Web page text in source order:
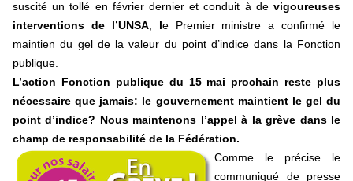
suscité un tollé en février dernier et conduit à de vigoureuses
interventions de l’UNSA, le Premier ministre a confirmé le
maintien du gel de la valeur du point d’indice dans la Fonction
publique.
L’action Fonction publique du 15 mai prochain reste plus
nécessaire que jamais: le gouvernement maintient le gel du
point d’indice? Nous maintenons l’appel à la grève dans le
champ de responsabilité de la Fédération.
Comme le précise le
communiqué de presse